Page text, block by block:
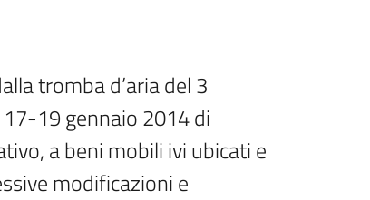
tromba d’aria del 3
19 gennaio 2014 di
a beni mobili ivi ubicati e
modificazioni e